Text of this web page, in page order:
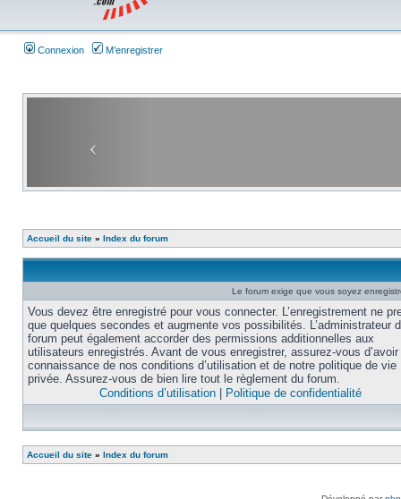
Connexion M’enregistrer
Accueil du site » Index du forum
Le forum exige que vous soyez
Vous devez être enregistré pour vous connecter. L’enregistrement ne
que quelques secondes et augmente vos possibilités. L’administrateur
forum peut également accorder des permissions additionnelles aux
utilisateurs enregistrés. Avant de vous enregistrer, assurez-vous
connaissance de nos conditions d’utilisation et de notre politique de vie
privée. Assurez-vous de bien lire tout le règlement du forum.
Conditions d’utilisation
Politique de confidentialité
Accueil du site » Index du forum